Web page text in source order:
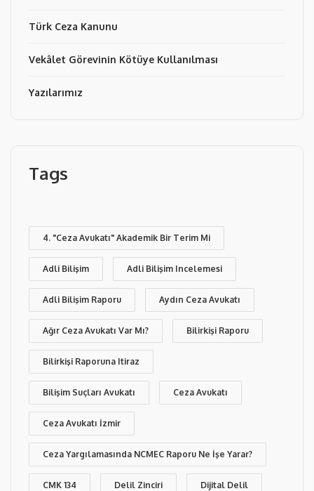
Türk Ceza Kanunu
Vekâlet Görevinin Kötüye Kullanılması
Yazılarımız
Tags
4. "Ceza Avukatı" Akademik Bir Terim Mi
Adli Bilişim Adli Bilişim Incelemesi
Adli Bilişim Raporu Aydın Ceza Avukatı
Ağır Ceza Avukatı Var Mı? Bilirkişi Raporu
Bilirkişi Raporuna Itiraz
Bilişim Suçları Avukatı Ceza Avukatı
Ceza Avukatı İzmir
Ceza Yargılamasında NCMEC Raporu Ne İşe Yarar?
CMK 134 Delil Zinciri Dijital Delil